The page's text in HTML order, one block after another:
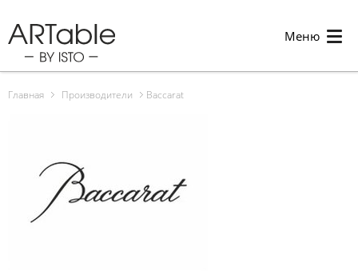
Меню
Главная Производители Baccarat